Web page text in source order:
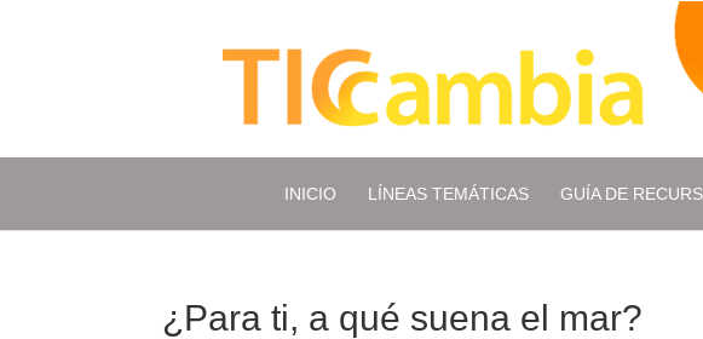
INICIO LÍNEAS TEMÁTICAS GUÍA DE
¿Para ti, a qué suena el mar?